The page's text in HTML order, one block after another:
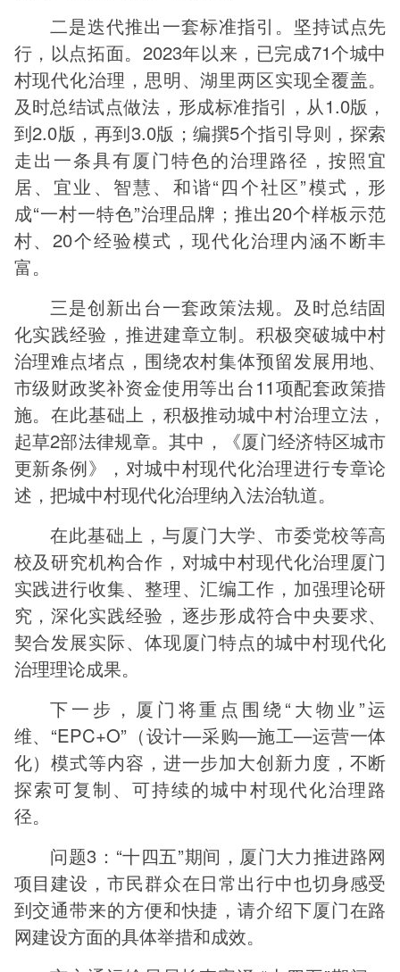
二是迭代推出一套标准指引。坚持试点先
行，以点拓面。2023年以来，已完成71个城中
村现代化治理，思明、湖里两区实现全覆盖。
及时总结试点做法，形成标准指引，从1.0版，
到2.0版，再到3.0版；编撰5个指引导则，探索
走出一条具有厦门特色的治理路径，按照宜
居、宜业、智慧、和谐“四个社区”模式，形
成“一村一特色”治理品牌；推出20个样板示范
村、20个经验模式，现代化治理内涵不断丰
富。
三是创新出台一套政策法规。及时总结固
化实践经验，推进建章立制。积极突破城中村
治理难点堵点，围绕农村集体预留发展用地、
市级财政奖补资金使用等出台11项配套政策措
施。在此基础上，积极推动城中村治理立法，
起草2部法律规章。其中，《厦门经济特区城市
更新条例》，对城中村现代化治理进行专章论
述，把城中村现代化治理纳入法治轨道。
在此基础上，与厦门大学、市委党校等高
校及研究机构合作，对城中村现代化治理厦门
实践进行收集、整理、汇编工作，加强理论研
究，深化实践经验，逐步形成符合中央要求、
契合发展实际、体现厦门特点的城中村现代化
治理理论成果。
下一步，厦门将重点围绕“大物业”运
维、“EPC+O”（设计—采购—施工—运营一体
化）模式等内容，进一步加大创新力度，不断
探索可复制、可持续的城中村现代化治理路
径。
问题3：“十四五”期间，厦门大力推进路网
项目建设，市民群众在日常出行中也切身感受
到交通带来的方便和快捷，请介绍下厦门在路
网建设方面的具体举措和成效。